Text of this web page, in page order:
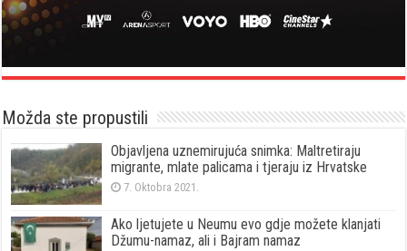
Možda ste propustili
Objavljena uznemirujuća snimka: Maltretiraju
migrante, mlate palicama i tjeraju iz Hrvatske
7. Oktobra 2021.
Ako ljetujete u Neumu evo gdje možete klanjati
Džumu-namaz, ali i Bajram namaz